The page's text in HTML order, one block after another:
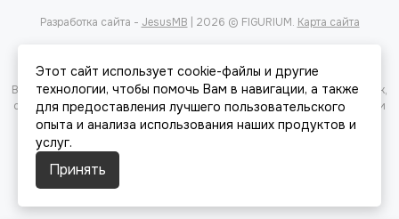
Разработка сайта - JesusMB | 2026 © FIGURIUM. Карта сайта
Вся представленная на сайте информация, касающаяся характеристик,
стоимости товаров и услуг, носит информационный характер и ни при
каких условиях не является публичной офертой, определяемой
положениями Статьи 437(2) Гражданского кодекса РФ.
Этот сайт использует cookie-файлы и другие
технологии, чтобы помочь Вам в навигации, а также
для предоставления лучшего пользовательского
опыта и анализа использования наших продуктов и
услуг.
Принять